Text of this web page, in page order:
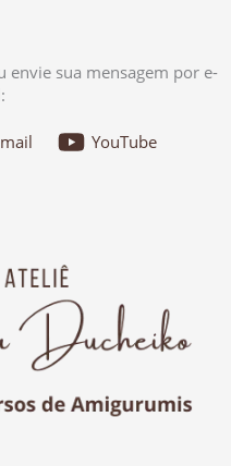
envie sua mensagem por e-
YouTube